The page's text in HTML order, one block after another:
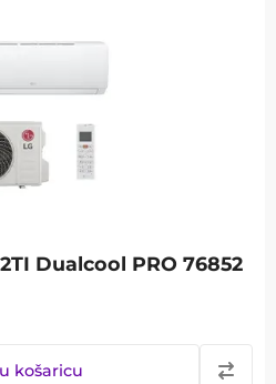
Dualcool PRO 76852
košaricu